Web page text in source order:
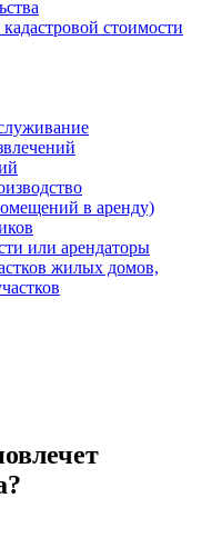
стоимости
в аренду)
или арендаторы
жилых домов,